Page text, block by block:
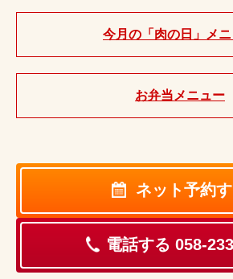
今月の「肉の日」メ
お弁当メニュー
ネット予約
電話する 058-